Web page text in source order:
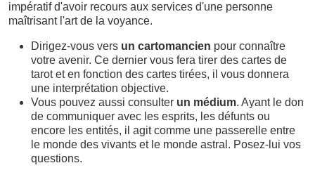
impératif d'avoir recours aux services d'une personne
maîtrisant l'art de la voyance.
Dirigez-vous vers un cartomancien pour connaître
votre avenir. Ce dernier vous fera tirer des cartes de
tarot et en fonction des cartes tirées, il vous donnera
une interprétation objective.
Vous pouvez aussi consulter un médium. Ayant le don
de communiquer avec les esprits, les défunts ou
encore les entités, il agit comme une passerelle entre
le monde des vivants et le monde astral. Posez-lui vos
questions.